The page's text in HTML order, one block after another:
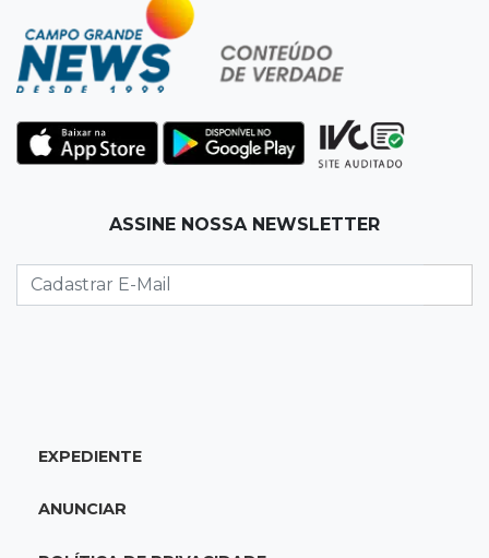
Chapadão do Sul
Homem é baleado após apontar revólver para
policiais militares
22:42Resumão
Palmeiras e Vasco confirmam vagas nas
Eleitorado aprova teste da urna, mas diz que
colinha será "fundamental"
Escolas municipais lideram notas do Ensino
ASSINE NOSSA NEWSLETTER
EXPEDIENTE
ANUNCIAR